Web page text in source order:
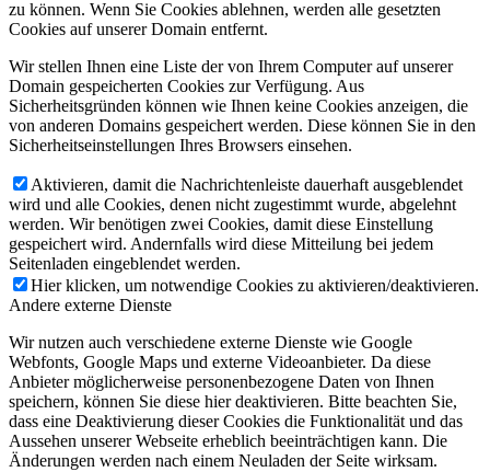
zu können. Wenn Sie Cookies ablehnen, werden alle gesetzten
Cookies auf unserer Domain entfernt.
Wir stellen Ihnen eine Liste der von Ihrem Computer auf unserer
Domain gespeicherten Cookies zur Verfügung. Aus
Sicherheitsgründen können wie Ihnen keine Cookies anzeigen, die
von anderen Domains gespeichert werden. Diese können Sie in den
Sicherheitseinstellungen Ihres Browsers einsehen.
Aktivieren, damit die Nachrichtenleiste dauerhaft ausgeblendet
wird und alle Cookies, denen nicht zugestimmt wurde, abgelehnt
werden. Wir benötigen zwei Cookies, damit diese Einstellung
gespeichert wird. Andernfalls wird diese Mitteilung bei jedem
Seitenladen eingeblendet werden.
Hier klicken, um notwendige Cookies zu aktivieren/deaktivieren.
Andere externe Dienste
Wir nutzen auch verschiedene externe Dienste wie Google
Webfonts, Google Maps und externe Videoanbieter. Da diese
Anbieter möglicherweise personenbezogene Daten von Ihnen
speichern, können Sie diese hier deaktivieren. Bitte beachten Sie,
dass eine Deaktivierung dieser Cookies die Funktionalität und das
Aussehen unserer Webseite erheblich beeinträchtigen kann. Die
Änderungen werden nach einem Neuladen der Seite wirksam.